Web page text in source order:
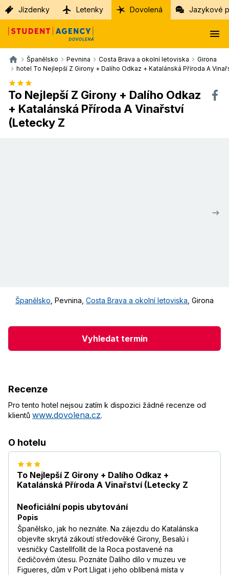
Jízdenky Letenky Dovolená Jazykové
Španělsko Pevnina Costa Brava a okolní letoviska
Girona
hotel To Nejlepší Z Girony + Dalího Odkaz + Katalánská Příroda A
To Nejlepší Z Girony + Dalího Odkaz
+ Katalánská Příroda A Vinařství
(Letecky Z
Španělsko Pevnina Costa Brava a okolní letoviska Girona
Vyhledat termín
Recenze
Pro tento hotel nejsou zatím k dispozici žádné recenze od
klientů www.dovolena.cz.
O hotelu
To Nejlepší Z Girony + Dalího Odkaz +
Katalánská Příroda A Vinařství (Letecky Z
Neoficiální popis ubytování
Popis
Španělsko, jak ho neznáte. Na zájezdu do Katalánska
objevíte skrytá zákoutí středověké Girony, Besalú i
vesničky Castellfollit de la Roca postavené na
čedičovém útesu. Poznáte Dalího dílo v muzeu ve
Figueres, dům v Port Lligat i jeho oblíbená místa v